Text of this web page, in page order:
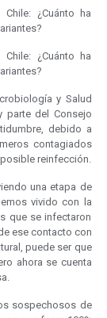
¿Cuánto ha
¿Cuánto ha
y Salud
parte del Consejo
debido a
contagiados
reinfección.
una etapa de
vivido con la
que se infectaron
ese contacto con
puede ser que
ahora se cuenta
sospechosos de